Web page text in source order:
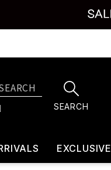
SEARCH
EXCLUSIVE